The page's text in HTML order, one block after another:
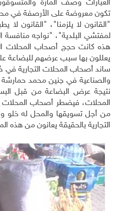
العبارات وصف المارة
تكون معروضة على الأرصفة في
"القانون لا يلزمنا"، "القانون
لمفتشي البلدية"، "نواجه منافسة
هذه كانت حجج أصحاب المحلات
يعللون بها سبب عرضهم للبضاعة
ساند أصحاب المحلات التجارية في
والصناعية في جنين محمد
نتيجة عرض البضاعة من قبل
المحلات، فيضطر أصحاب
من أجل تسويقها والمحل له خلو
التجارية بالحقيقة يعانون من هذه